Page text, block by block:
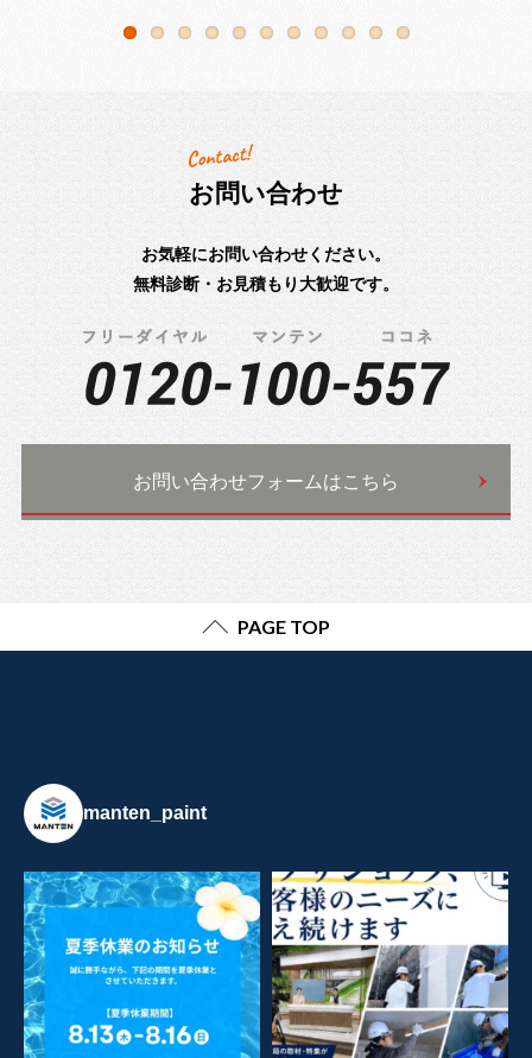
お問い合わせ
お気軽にお問い合わせください。
無料診断・お見積もり大歓迎です。
お問い合わせフォームはこちら
PAGE TOP
manten_paint